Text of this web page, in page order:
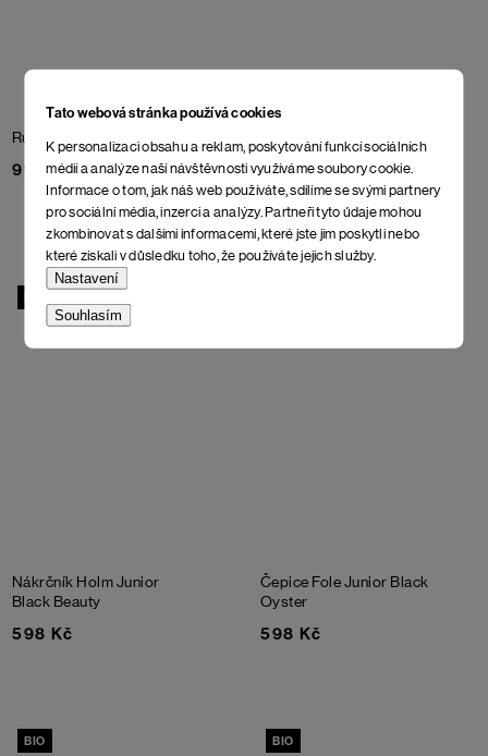
Tato webová stránka používá cookies
K personalizaci obsahu a reklam, poskytování funkcí sociálních
médií a analýze naší návštěvnosti využíváme soubory cookie.
Informace o tom, jak náš web používáte, sdílíme se svými partnery
pro sociální média, inzerci a analýzy. Partneři tyto údaje mohou
zkombinovat s dalšími informacemi, které jste jim poskytli nebo
které získali v důsledku toho, že používáte jejich služby.
Nastavení
Souhlasím
Rukavice Resolute Umber
998 Kč
Nákrčník Holm Junior
Black Oyster
548 Kč
Nákrčník Holm Junior
Black Beauty
598 Kč
Čepice Fole Junior Black
Oyster
598 Kč
BIO BIO